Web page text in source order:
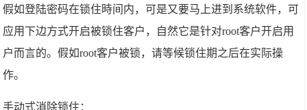
假如登陆密码在锁住時间内，可是又要马上进到系统软件，可
应用下边方式开启被锁住客户，自然它是针对root客户开启用
户而言的。假如root客户被锁，请等候锁住期之后在实际操
作。
手动式消除锁住：